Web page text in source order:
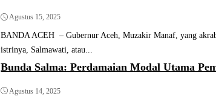
Agustus 15, 2025
BANDA ACEH – Gubernur Aceh, Muzakir Manaf, yang
istrinya, Salmawati, atau...
Bunda Salma: Perdamaian Modal Utama
Agustus 14, 2025